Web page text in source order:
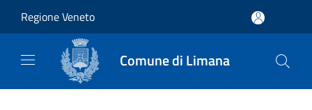
Regione Veneto
Comune di Limana